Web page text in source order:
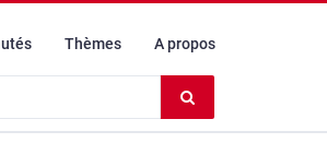
Thèmes A propos
le